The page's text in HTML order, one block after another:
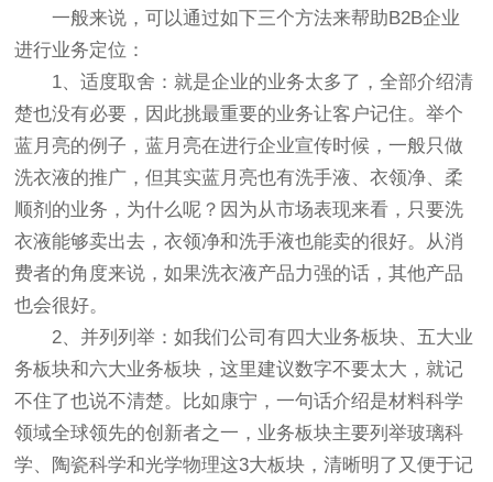
一般来说，可以通过如下三个方法来帮助B2B企业
进行业务定位：
1、适度取舍：就是企业的业务太多了，全部介绍清
楚也没有必要，因此挑最重要的业务让客户记住。举个
蓝月亮的例子，蓝月亮在进行企业宣传时候，一般只做
洗衣液的推广，但其实蓝月亮也有洗手液、衣领净、柔
顺剂的业务，为什么呢？因为从市场表现来看，只要洗
衣液能够卖出去，衣领净和洗手液也能卖的很好。从消
费者的角度来说，如果洗衣液产品力强的话，其他产品
也会很好。
2、并列列举：如我们公司有四大业务板块、五大业
务板块和六大业务板块，这里建议数字不要太大，就记
不住了也说不清楚。比如康宁，一句话介绍是材料科学
领域全球领先的创新者之一，业务板块主要列举玻璃科
学、陶瓷科学和光学物理这3大板块，清晰明了又便于记